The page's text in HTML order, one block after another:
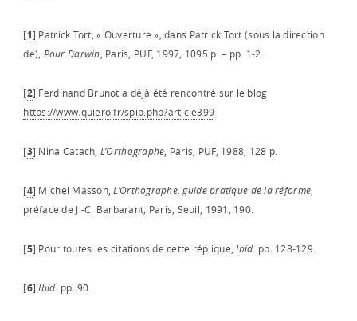
[1] Patrick Tort, « Ouverture », dans Patrick Tort (sous la direction
de), Pour Darwin, Paris, PUF, 1997, 1095 p. – pp. 1-2.
[2] Ferdinand Brunot a déjà été rencontré sur le blog
https://www.quiero.fr/spip.php?article399
[3] Nina Catach, L’Orthographe, Paris, PUF, 1988, 128 p.
[4] Michel Masson,L’Orthographe, guidepratique delaréforme,
préface de J.-C. Barbarant, Paris, Seuil, 1991, 190.
[5] Pour toutes les citations de cette réplique,Ibid. pp. 128-129.
[6]Ibid. pp. 90.